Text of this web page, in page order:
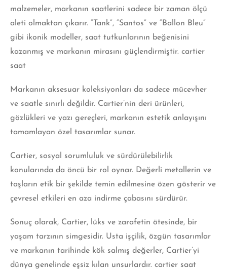
malzemeler, markanın saatlerini sadece bir zaman ölçü
aleti olmaktan çıkarır. “Tank”, “Santos” ve “Ballon Bleu”
gibi ikonik modeller, saat tutkunlarının beğenisini
kazanmış ve markanın mirasını güçlendirmiştir. cartier
saat
Markanın aksesuar koleksiyonları da sadece mücevher
ve saatle sınırlı değildir. Cartier’nin deri ürünleri,
gözlükleri ve yazı gereçleri, markanın estetik anlayışını
tamamlayan özel tasarımlar sunar.
Cartier, sosyal sorumluluk ve sürdürülebilirlik
konularında da öncü bir rol oynar. Değerli metallerin ve
taşların etik bir şekilde temin edilmesine özen gösterir ve
çevresel etkileri en aza indirme çabasını sürdürür.
Sonuç olarak, Cartier, lüks ve zarafetin ötesinde, bir
yaşam tarzının simgesidir. Usta işçilik, özgün tasarımlar
ve markanın tarihinde kök salmış değerler, Cartier’yi
dünya genelinde eşsiz kılan unsurlardır. cartier saat